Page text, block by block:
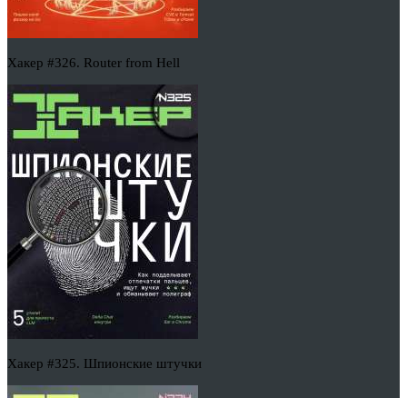
Хакер #326. Router from Hell
Хакер #325. Шпионские штучки